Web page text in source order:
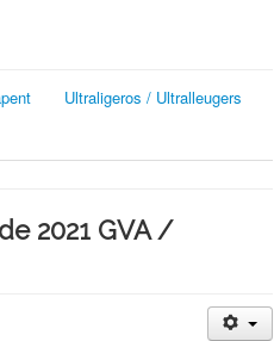
Ultraligeros / Ultralleugers
2021 GVA /